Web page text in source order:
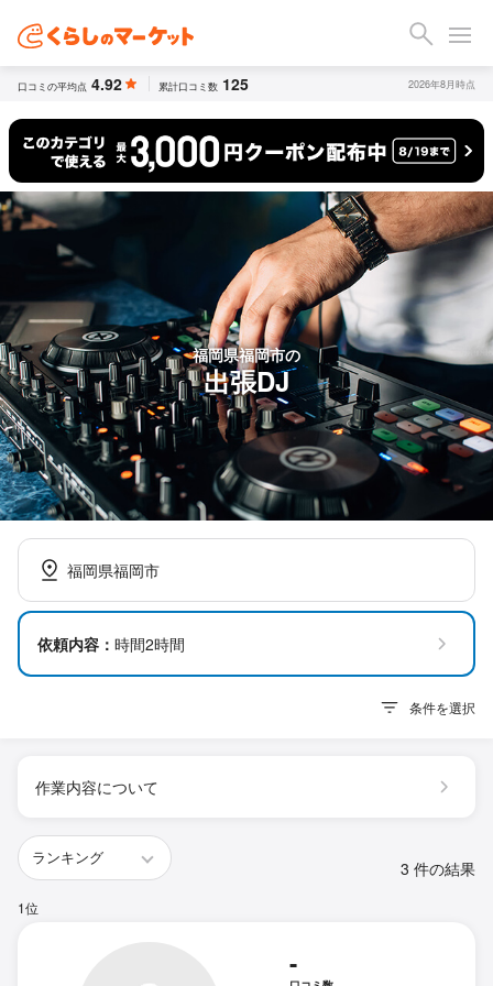
口コミの平均点 4.92 累計口コミ数 125 2026年8月時点
福岡県福岡市の
出張DJ
福岡県福岡市
依頼内容： 時間2時間
条件を選択
作業内容について
3 件の結果
1位
-